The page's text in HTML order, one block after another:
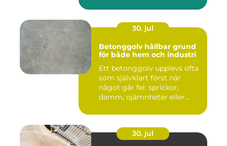
30. jul
Betonggolv hållbar grund
för både hem och industri
Ett betonggolv upplevs ofta
som självklart först när
något går fel: sprickor,
damm, ojämnheter eller...
30. jul